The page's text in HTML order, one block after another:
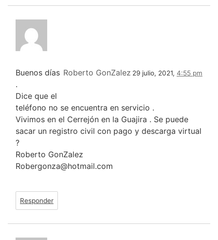
Roberto GonZalez 29 julio, 2021, 4:55 pm
Buenos días
.
Dice que el
teléfono no se encuentra en servicio .
Vivimos en el Cerrejón en la Guajira . Se puede
sacar un registro civil con pago y descarga virtual
?
Roberto GonZalez
Robergonza@hotmail.com
Responder